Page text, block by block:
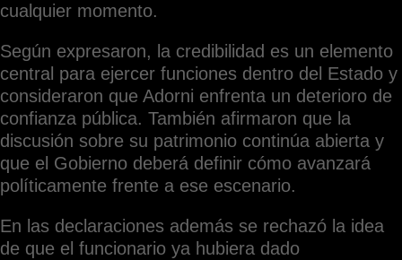
cualquier momento.
Según expresaron, la credibilidad es un elemento
central para ejercer funciones dentro del Estado y
consideraron que Adorni enfrenta un deterioro de
confianza pública. También afirmaron que la
discusión sobre su patrimonio continúa abierta y
que el Gobierno deberá definir cómo avanzará
políticamente frente a ese escenario.
En las declaraciones además se rechazó la idea
de que el funcionario ya hubiera dado